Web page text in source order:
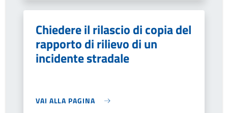
Chiedere il rilascio di copia del
rapporto di rilievo di un
incidente stradale
VAI ALLA PAGINA